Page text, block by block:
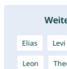
Elias Levi
Leon